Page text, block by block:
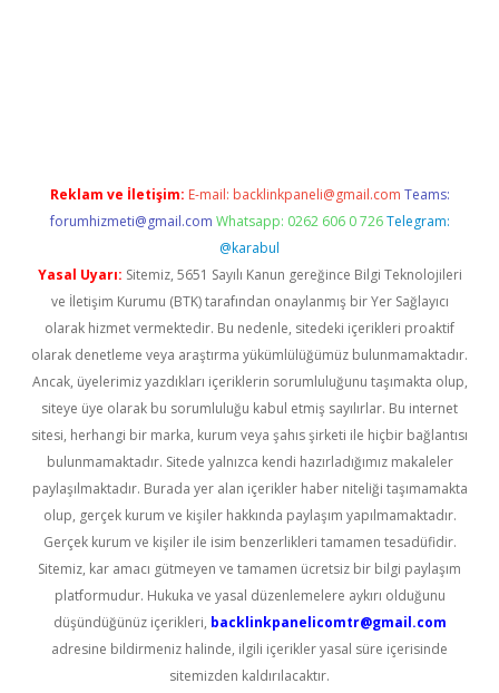
Reklam ve İletişim: E-mail: backlinkpaneli@gmail.com Teams:
forumhizmeti@gmail.com Whatsapp: 0262 606 0 726 Telegram:
@karabul
Yasal Uyarı: Sitemiz, 5651 Sayılı Kanun gereğince Bilgi Teknolojileri
ve İletişim Kurumu (BTK) tarafından onaylanmış bir Yer Sağlayıcı
olarak hizmet vermektedir. Bu nedenle, sitedeki içerikleri proaktif
olarak denetleme veya araştırma yükümlülüğümüz bulunmamaktadır.
Ancak, üyelerimiz yazdıkları içeriklerin sorumluluğunu taşımakta olup,
siteye üye olarak bu sorumluluğu kabul etmiş sayılırlar. Bu internet
sitesi, herhangi bir marka, kurum veya şahıs şirketi ile hiçbir bağlantısı
bulunmamaktadır. Sitede yalnızca kendi hazırladığımız makaleler
paylaşılmaktadır. Burada yer alan içerikler haber niteliği taşımamakta
olup, gerçek kurum ve kişiler hakkında paylaşım yapılmamaktadır.
Gerçek kurum ve kişiler ile isim benzerlikleri tamamen tesadüfidir.
Sitemiz, kar amacı gütmeyen ve tamamen ücretsiz bir bilgi paylaşım
platformudur. Hukuka ve yasal düzenlemelere aykırı olduğunu
düşündüğünüz içerikleri, backlinkpanelicomtr@gmail.com
adresine bildirmeniz halinde, ilgili içerikler yasal süre içerisinde
sitemizden kaldırılacaktır.